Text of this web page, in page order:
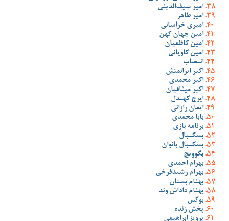
امیر سیف‌الدینی
امیر طاهر
امیری خراسانی
امین جهان کهن
امین کاظمیان
امین کاویانی
انتصاب
اکبر ایرانمنش
اکبر محمدی
اکبر میثاقیان
ایرج کهندل
ایمان رازانی
بابا محمدی
برنامه بازی
بسکتبال
بسکتبال بانوان
بگوویچ
بهرام احمدی
بهرام رشیدفرخی
بهنام بستان
بهنام داداش وند
بوکس
پخش زنده
پرویز ابراهیمی